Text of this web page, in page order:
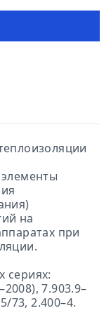
на
при
сериях:
7.903.9–
73, 2.400–4.